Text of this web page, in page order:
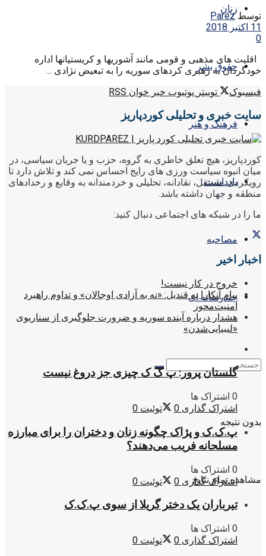
زنان
حقوق بشر
فرهنگ و هنر
یادداشت
مصاحبه
چندرسانه ای
بدون نتیجه
مشاهده تمام نتایج
توسط Parez
11 اکتبر 2018
0
اقلیت های مذهبی و قومی مانند آشوریها و کریستیانها اداره
خودگردان به رهبری کردهای سوریه را به تبعیض نژادی ...
فیسبوک
توییتر یوتیوب خبر خوان RSS
سایت خبری و تحلیلی کوردپاریز
کوردپاریز، هیچ تعلق خاطری به گروه، حزب و یا جریان سیاسی، در
میان انبوه سیاست ورزی های رایج احساس نمی کند و تلاش دارد تا
رویکردی مستقل، نقادانه، تحلیلی و خردمندانه به وقایع و رخدادهای
منطقه و جهان داشته باشد.
ما را در شبکه های اجتماعی دنبال کنید:
اخبار اخیر
خروج در کار نیست!
پیام آنکارا به قندیل: «نه به آزادی اوجالان» و تداوم راهبرد
امنیت‌محور
هشدار درباره آینده سوریه و ضرورت جلوگیری از سناریوی
«لیبیایی‌شدن»
گلستان پرور: پ ک ک چیزی جز دروغ نیست
0 اشتراک ها
اشتراک گذاری 0 توئیت 0
پ.ک.ک و پژاک چگونه زنان و دختران را برای مبارزه
مسلحانه فریب می‌دهند؟
0 اشتراک ها
اشتراک گذاری 0 توئیت 0
تیرباران یک دختر گریلا از سوی پ.ک.ک
0 اشتراک ها
اشتراک گذاری 0 توئیت 0